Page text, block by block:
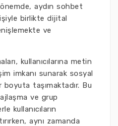
aydın sohbet
birlikte dijital
ve
kullanıcılarına metin
imkanı sunarak sosyal
taşımaktadır. Bu
ve grup
kullanıcıların
aynı zamanda